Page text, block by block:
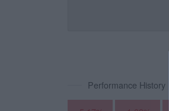
Performance History